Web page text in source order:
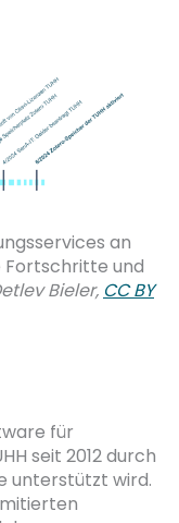
an
Fortschritte und
Bieler, CC BY
für
seit 2012 durch
unterstützt wird.